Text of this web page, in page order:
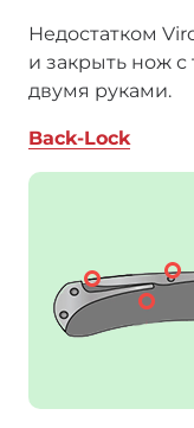
Недостатком
и закрыть нож
двумя руками.
Back-Lock